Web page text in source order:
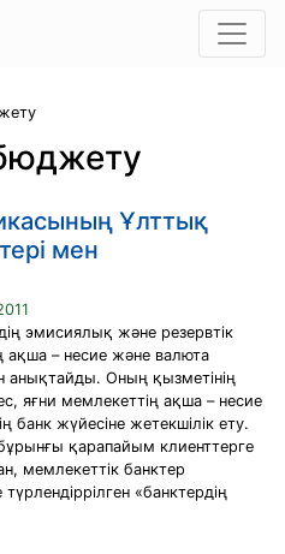
Ұлттық
мен
эмисиялық және резервтік
ақша – несие және валюта
анықтайды. Оның қызметінің
яғни мемлекеттің ақша – несие
банк жүйесіне жетекшілік ету.
қарапайым клиенттерге
мемлекеттік банктер
«банктердің